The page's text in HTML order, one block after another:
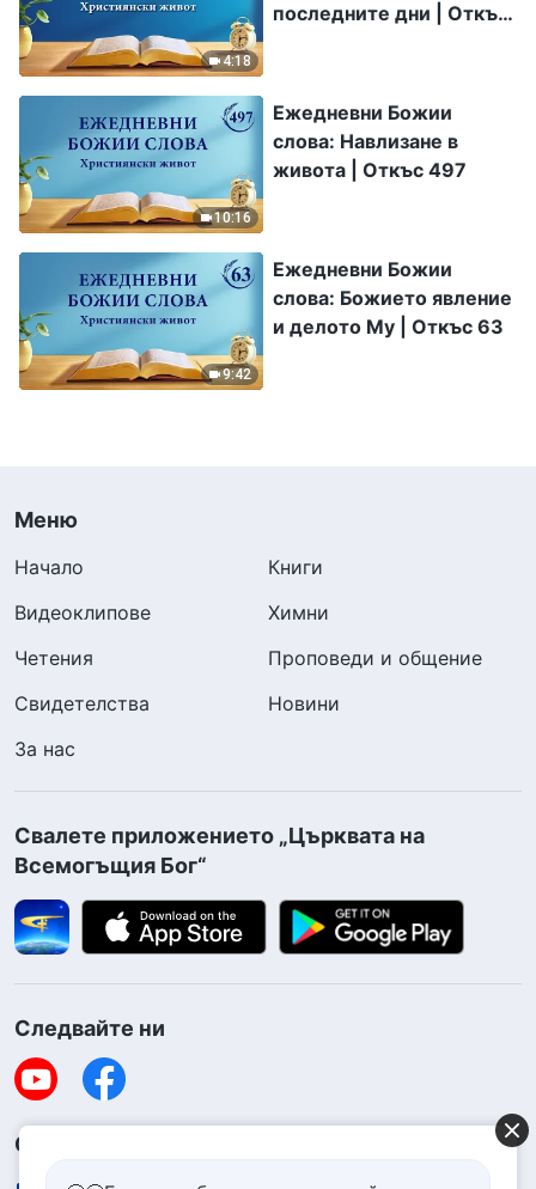
4:18
последните дни | Откъс
10:16
Ежедневни Божии
слова: Навлизане в
живота | Откъс 497
9:42
Ежедневни Божии
слова: Божието явление
и делото Му | Откъс 63
Меню
Начало
Книги
Видеоклипове
Химни
Четения
Проповеди и общение
Свидетелства
Новини
За нас
Свалете приложението „Църквата на
Всемогъщия Бог“
Следвайте ни
Свържете се с нас